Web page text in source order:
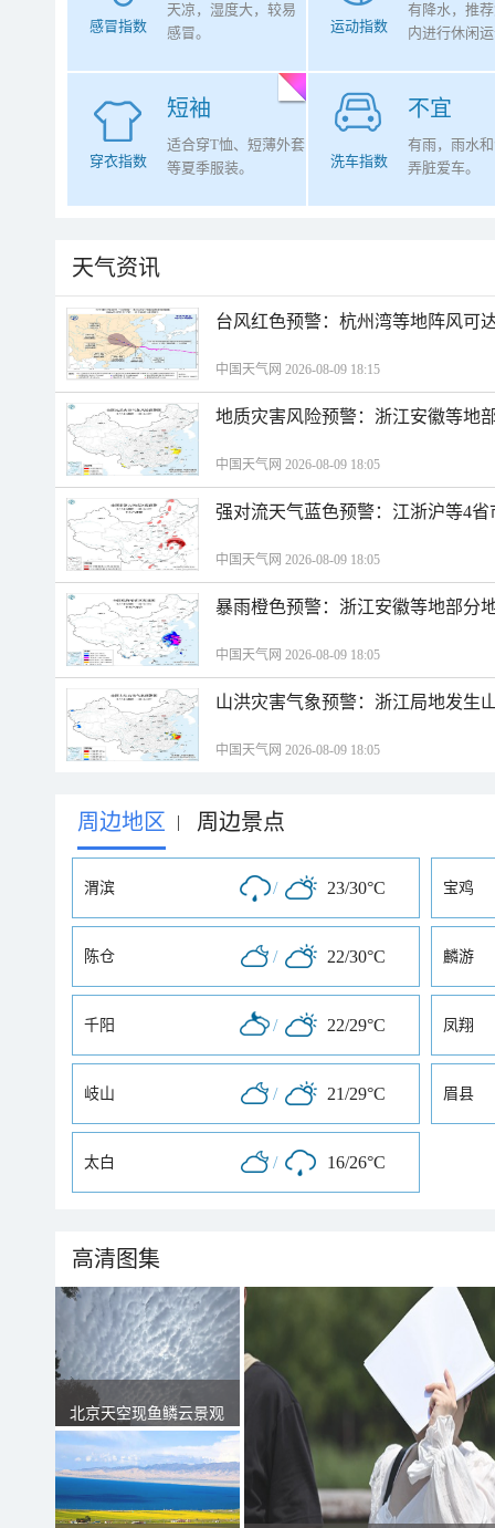
感冒指数
天凉，湿度大，较易
感冒。
运动指数
有降水，推
内进行休闲
短袖
穿衣指数
适合穿T恤、短薄外套
等夏季服装。
不宜
洗车指数
有雨，雨水
弄脏爱车。
天气资讯
台风红色预警：杭州湾等地阵风可
中国天气网 2026-08-09 18:15
地质灾害风险预警：浙江安徽等地
中国天气网 2026-08-09 18:05
强对流天气蓝色预警：江浙沪等4
中国天气网 2026-08-09 18:05
暴雨橙色预警：浙江安徽等地部分
中国天气网 2026-08-09 18:05
山洪灾害气象预警：浙江局地发生
中国天气网 2026-08-09 18:05
周边地区 | 周边景点
渭滨 / 23/30°C 宝鸡
陈仓 / 22/30°C 麟游
千阳 / 22/29°C 凤翔
岐山 / 21/29°C 眉县
太白 / 16/26°C
高清图集
北京天空现鱼鳞云景观